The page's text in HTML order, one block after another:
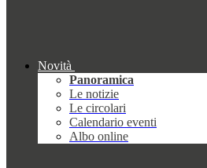
Novità
Panoramica
Le notizie
Le circolari
Calendario eventi
Albo online